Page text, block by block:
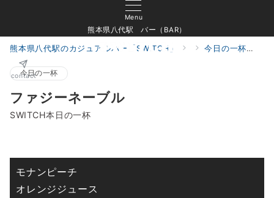
Menu
熊本県八代駅 バー（BAR）
contact
熊本県八代駅のカジュアルバー「SWITCH」 今日の一杯
今日の一杯
ファジーネーブル
SWITCH本日の一杯
モナンピーチ
オレンジジュース